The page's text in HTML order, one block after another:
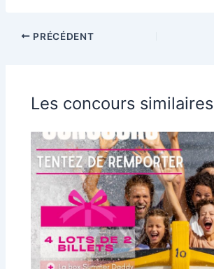
PRÉCÉDENT
Les concours similaires